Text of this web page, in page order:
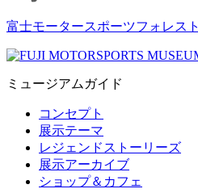
富士モータースポーツフォレスト
ミュージアムガイド
コンセプト
展示テーマ
レジェンドストーリーズ
展示アーカイブ
ショップ＆カフェ